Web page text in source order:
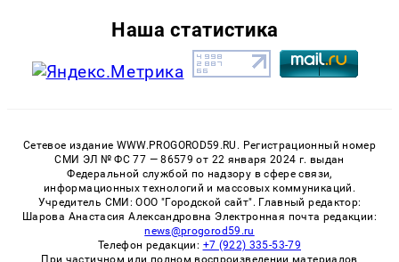
Наша статистика
Сетевое издание WWW.PROGOROD59.RU. Регистрационный номер
СМИ ЭЛ № ФС 77 — 86579 от 22 января 2024 г. выдан
Федеральной службой по надзору в сфере связи,
информационных технологий и массовых коммуникаций.
Учредитель СМИ: ООО "Городской сайт". Главный редактор:
Шарова Анастасия Александровна Электронная почта редакции:
news@progorod59.ru
Телефон редакции: +7 (922) 335-53-79
При частичном или полном воспроизведении материалов